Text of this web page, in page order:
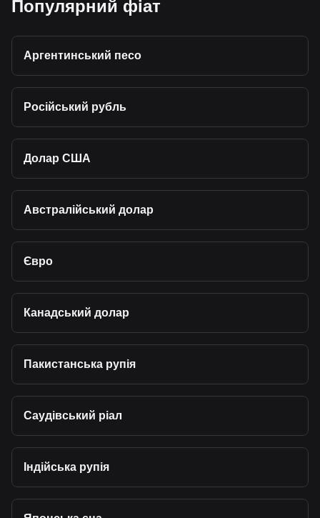
Популярний фіат
Аргентинський песо
Російський рубль
Долар США
Австралійський долар
Євро
Канадський долар
Пакистанська рупія
Саудівський ріал
Індійська рупія